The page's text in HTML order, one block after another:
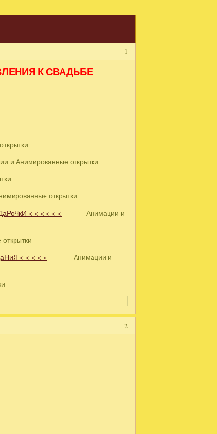
1
К СВАДЬБЕ
открытки
открытки
< < < < < < - Анимации и
< < < < < - Анимации и
2